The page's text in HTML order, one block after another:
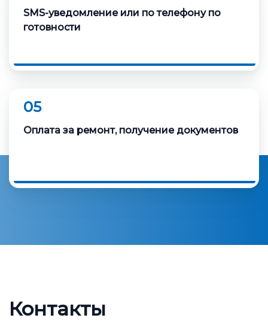
SMS-уведомление или по телефону по
готовности
05
Оплата за ремонт, получение документов
Контакты